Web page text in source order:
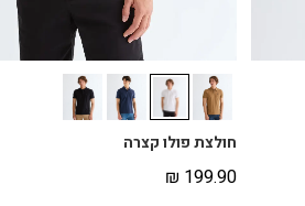
חולצת פולו קצרה
₪ 199.90